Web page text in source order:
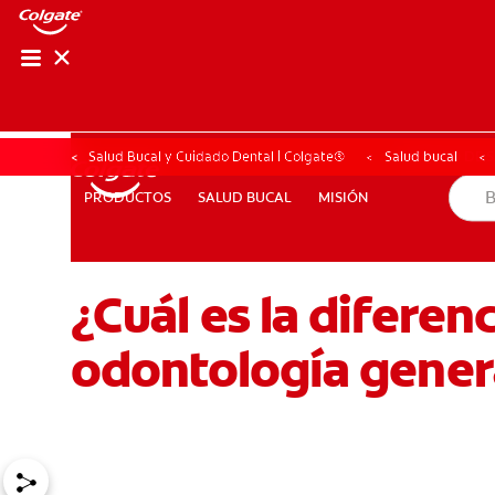
PRODUCTOS SALUD BUCAL MISIÓN
PARA PROFESIONALES CUPONES CO (ES)
PRODUCTOS SALUD BUCAL MISIÓN
CHEQUEO DE
Salud Bucal y Cuidado Dental | Colgate® Salud bucal
¿Cuál es la
odontología